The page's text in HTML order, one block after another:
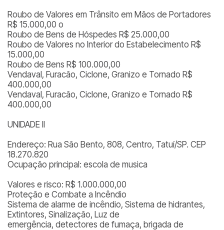
Roubo de Valores em Trânsito em Mãos de Portadores
R$ 15.000,00 o
Roubo de Bens de Hóspedes R$ 25.000,00
Roubo de Valores no Interior do Estabelecimento R$
15.000,00
Roubo de Bens R$ 100.000,00
Vendaval, Furacão, Ciclone, Granizo e Tornado R$
400.000,00
Vendaval, Furacão, Ciclone, Granizo e Tornado R$
400.000,00
UNIDADE II
Endereço: Rua São Bento, 808, Centro, Tatuí/SP. CEP
18.270.820
Ocupação principal: escola de musica
Valores e risco: R$ 1.000.000,00
Proteção e Combate a Incêndio
Sistema de alarme de incêndio, Sistema de hidrantes,
Extintores, Sinalização, Luz de
emergência, detectores de fumaça, brigada de